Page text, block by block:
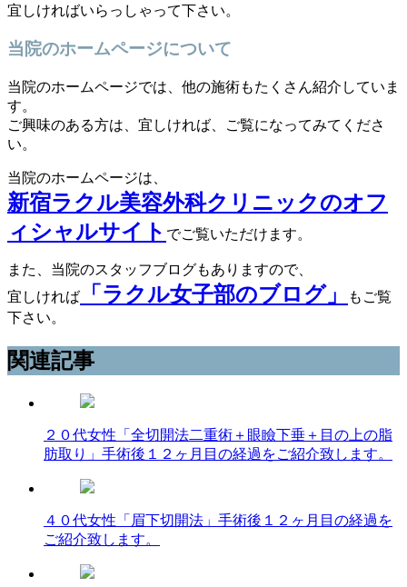
宜しければいらっしゃって下さい。
当院のホームページについて
当院のホームページでは、他の施術もたくさん紹介していま
す。
ご興味のある方は、宜しければ、ご覧になってみてくださ
い。
当院のホームページは、
新宿ラクル美容外科クリニックのオフ
ィシャルサイト でご覧いただけます。
また、当院のスタッフブログもありますので、
宜しければ
「ラクル女子部のブログ」
もご覧
下さい。
関連記事
２０代女性「全切開法二重術＋眼瞼下垂＋目の上の脂
肪取り」手術後１２ヶ月目の経過をご紹介致します。
４０代女性「眉下切開法」手術後１２ヶ月目の経過を
ご紹介致します。